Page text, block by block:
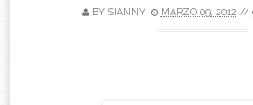
BY SIANNY MARZO 09, 2012 //